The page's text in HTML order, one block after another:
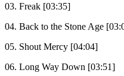
03. Freak [03:35]
04. Back to the Stone Age
05. Shout Mercy [04:04]
06. Long Way Down [03:51]